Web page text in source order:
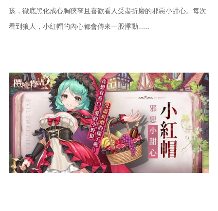
孩，徹底黑化成心胸狹窄且喜歡看人受盡折磨的邪惡小甜心。每次
看到狼人，小紅帽的內心都會傳來一股悸動......